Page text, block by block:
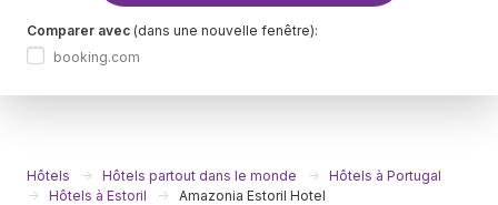
Comparer avec (dans une nouvelle fenêtre):
booking.com
Hôtels Hôtels partout dans le monde
Hôtels à Portugal
Hôtels à Estoril
Amazonia Estoril Hotel